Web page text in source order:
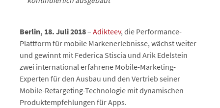
Berlin, 18. Juli 2018– Adikteev, die Performance-
Plattform für mobile Markenerlebnisse, wächst weiter
und gewinnt mit Federica Stiscia und Arik Edelstein
zwei international erfahrene Mobile-Marketing-
Experten für den Ausbau und den Vertrieb seiner
Mobile-Retargeting-Technologie mit dynamischen
Produktempfehlungen für Apps.